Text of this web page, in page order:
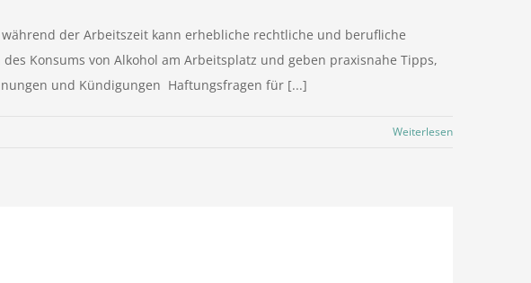
der Arbeitszeit kann erhebliche rechtliche und berufliche
Konsums von Alkohol am Arbeitsplatz und geben praxisnahe Tipps,
und Kündigungen Haftungsfragen für [...]
Weiterlesen